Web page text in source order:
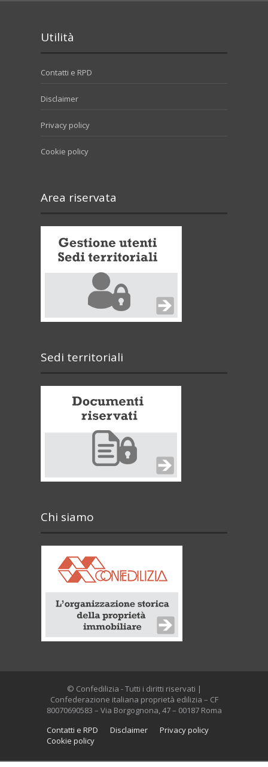
Utilità
Contatti e RPD
Disclaimer
Privacy policy
Cookie policy
Area riservata
Sedi territoriali
Chi siamo
© Confedilizia - Tutti i diritti riservati |
Confederazione italiana proprietà edilizia – CF
80070690583 – Via Borgognona, 47 – 00187 Roma
Contatti e RPD
Disclaimer
Privacy policy
Cookie policy